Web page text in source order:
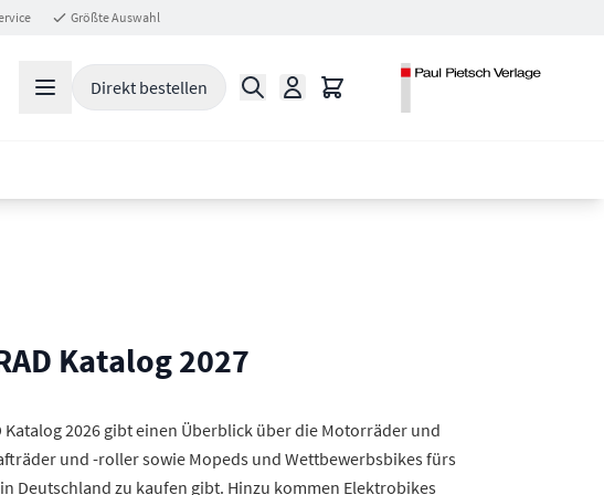
Größte Auswahl
Direkt bestellen Suche Warenkorb
Katalog 2027
Katalog 2026 gibt einen Überblick über die Motorräder und
und -roller sowie Mopeds und Wettbewerbsbikes fürs
Deutschland zu kaufen gibt. Hinzu kommen Elektrobikes